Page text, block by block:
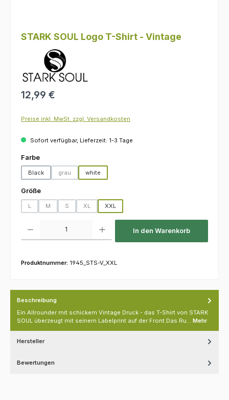
STARK SOUL Logo T-Shirt - Vintage
Regulärer Preis:
12,99 €
Preise inkl. MwSt. zzgl. Versandkosten
Sofort verfügbar, Lieferzeit: 1-3 Tage
Farbeauswählen
Black grau white
Größeauswählen
L M S XL XXL
In den Warenkorb
Produktnummer: 1945_STS-V_XXL
Beschreibung
Ein Allrounder mit schickem Vintage Druck - das T-Shirt von STARK
SOUL überzeugt mit seinem Labelprint auf der Front.Das Ru… Mehr
Hersteller
Bewertungen